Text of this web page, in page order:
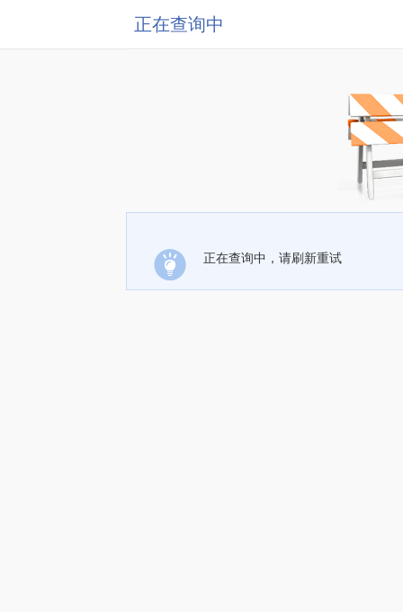
正在查询中
正在查询中，请刷新重试